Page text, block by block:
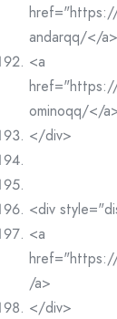
andarqq/</a>
<a
ominoqq/</
</div>
<div
<a
/a>
</div>